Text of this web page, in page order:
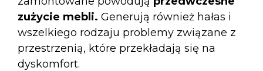
zużycie mebli. Generują również hałas i
wszelkiego rodzaju problemy związane z
przestrzenią, które przekładają się na
dyskomfort.